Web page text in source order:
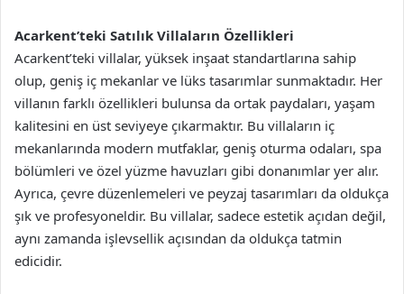
Acarkent’teki Satılık Villaların Özellikleri
Acarkent’teki villalar, yüksek inşaat standartlarına sahip
olup, geniş iç mekanlar ve lüks tasarımlar sunmaktadır. Her
villanın farklı özellikleri bulunsa da ortak paydaları, yaşam
kalitesini en üst seviyeye çıkarmaktır. Bu villaların iç
mekanlarında modern mutfaklar, geniş oturma odaları, spa
bölümleri ve özel yüzme havuzları gibi donanımlar yer alır.
Ayrıca, çevre düzenlemeleri ve peyzaj tasarımları da oldukça
şık ve profesyoneldir. Bu villalar, sadece estetik açıdan değil,
aynı zamanda işlevsellik açısından da oldukça tatmin
edicidir.